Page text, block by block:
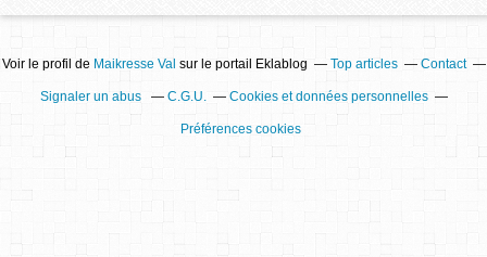
Voir le profil de Maikresse Val sur le portail Eklablog Top articles Contact
Signaler un abus C.G.U. Cookies et données personnelles
Préférences cookies